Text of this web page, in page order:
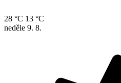
28 °C 13 °C
neděle 9. 8.